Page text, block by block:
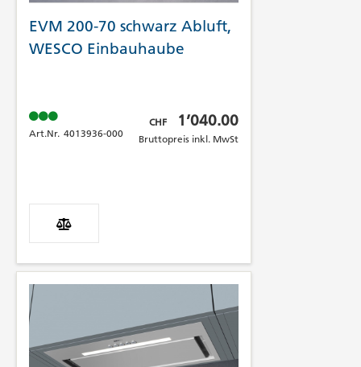
EVM 200-70 schwarz Abluft,
WESCO Einbauhaube
Bruttopreis inkl. MwSt
CHF 1’040.00
Bruttopreis inkl. MwSt
Art.Nr. 4013936-000